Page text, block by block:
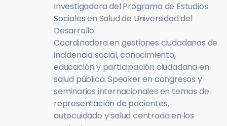
Investigadora del Programa de Estudios
Sociales en Salud de Universidad del
Desarrollo.
Coordinadora en gestiones ciudadanas de
incidencia social, conocimiento,
educación y participación ciudadana en
salud pública. Speaker en congresos y
seminarios internacionales en temas de
representación de pacientes,
autocuidado y salud centrada en los